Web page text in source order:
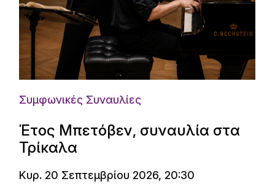
Συμφωνικές Συναυλίες
Έτος Μπετόβεν, συναυλία στα
Τρίκαλα
Κυρ. 20 Σεπτεμβρίου 2026, 20:30